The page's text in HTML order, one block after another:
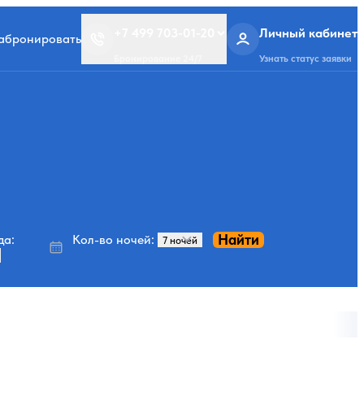
Личный кабинет
Узнать статус заявки
Кол-во ночей: Найти